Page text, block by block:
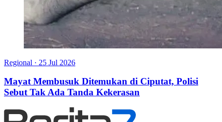
Regional · 25 Jul 2026
Mayat Membusuk Ditemukan di Ciputat, Polisi
Sebut Tak Ada Tanda Kekerasan